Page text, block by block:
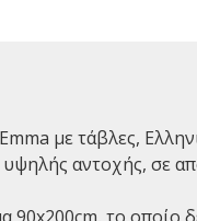
με τάβλες,
υψηλής αντοχής, σε